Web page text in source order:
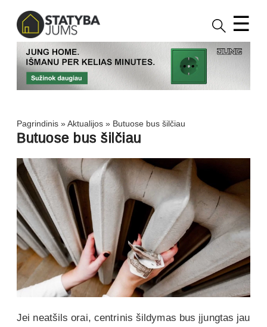
☰
Pagrindinis »Aktualijos » Butuose bus šilčiau
Butuose bus šilčiau
Jei neatšils orai, centrinis šildymas bus įjungtas jau